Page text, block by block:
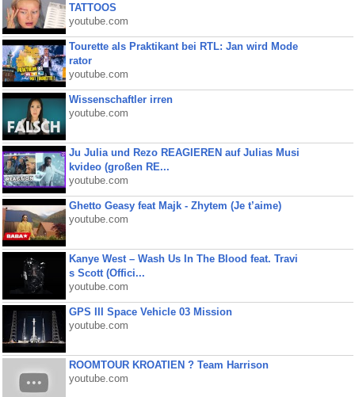
TATTOOS
youtube.com
Tourette als Praktikant bei RTL: Jan wird Mode
rator
youtube.com
Wissenschaftler irren
youtube.com
Ju Julia und Rezo REAGIEREN auf Julias Musi
kvideo (großen RE...
youtube.com
Ghetto Geasy feat Majk - Zhytem (Je t’aime)
youtube.com
Kanye West – Wash Us In The Blood feat. Travi
s Scott (Offici...
youtube.com
GPS III Space Vehicle 03 Mission
youtube.com
ROOMTOUR KROATIEN ? Team Harrison
youtube.com